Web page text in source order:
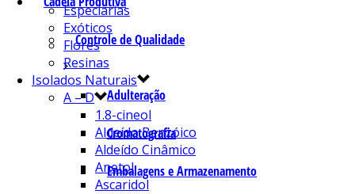
Controle de Qualidade
Adulteração
Cromatografia
Embalagens e Armazenamento
Especiarias
Exóticos
Flores
Resinas
Isolados Naturais
A – D
1.8-cineol
Aldeído Benzóico
Aldeído Cinâmico
Anetol
Ascaridol